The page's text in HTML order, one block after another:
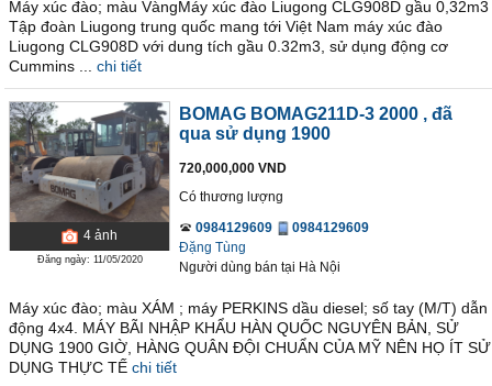
Máy xúc đào; màu VàngMáy xúc đào Liugong CLG908D gầu 0,32m3
Tập đoàn Liugong trung quốc mang tới Việt Nam máy xúc đào
Liugong CLG908D với dung tích gầu 0.32m3, sử dụng động cơ
Cummins ...
chi tiết
4 ảnh
Đăng ngày: 11/05/2020
BOMAG BOMAG211D-3 2000 , đã
qua sử dụng 1900
720,000,000 VND
Có thương lượng
0984129609
0984129609
Đặng Tùng
Người dùng bán tại Hà Nội
Máy xúc đào; màu XÁM ; máy PERKINS dầu diesel; số tay (M/T) dẫn
động 4x4. MÁY BÃI NHẬP KHẨU HÀN QUỐC NGUYÊN BẢN, SỬ
DỤNG 1900 GIỜ, HÀNG QUÂN ĐỘI CHUẨN CỦA MỸ NÊN HỌ ÍT SỬ
DỤNG THỰC TẾ chi tiết